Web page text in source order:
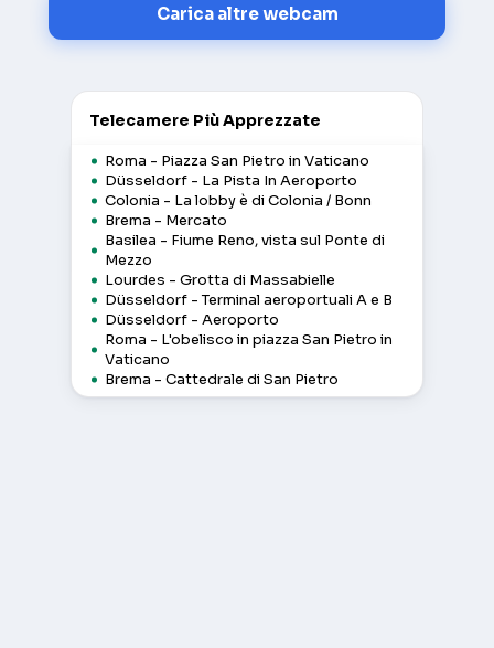
Carica altre webcam
Telecamere Più Apprezzate
Roma - Piazza San Pietro in Vaticano
Düsseldorf - La Pista In Aeroporto
Colonia - La lobby è di Colonia / Bonn
Brema - Mercato
Basilea - Fiume Reno, vista sul Ponte di
Mezzo
Lourdes - Grotta di Massabielle
Düsseldorf - Terminal aeroportuali A e B
Düsseldorf - Aeroporto
Roma - L'obelisco in piazza San Pietro in
Vaticano
Brema - Cattedrale di San Pietro